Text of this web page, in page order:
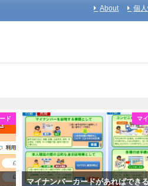
About 個
ド マ
マイナンバーカードがあればでき